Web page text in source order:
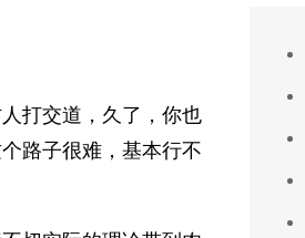
打交道，久了，你也
路子很难，基本行不